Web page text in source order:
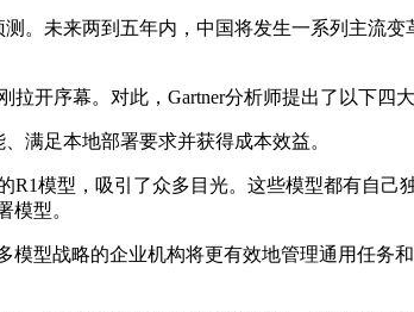
未来两到五年内，中国将发生一系列主流
序幕。对此，Gartner分析师提出了以下四大
满足本地部署要求并获得成本效益。
模型，吸引了众多目光。这些模型都有自己
模型。
战略的企业机构将更有效地管理通用任务